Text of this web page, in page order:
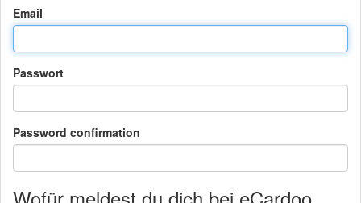
Email
Passwort
Password confirmation